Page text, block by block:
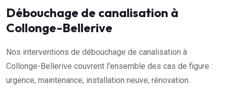
Débouchage de canalisation à
Collonge-Bellerive
Nos interventions de débouchage de canalisation à
Collonge-Bellerive couvrent l'ensemble des cas de figure :
urgence, maintenance, installation neuve, rénovation.